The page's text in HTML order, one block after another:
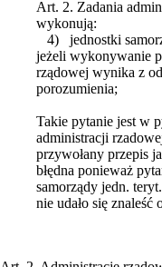
Art. 2. Zadania
wykonują:
4) jednostki
jeżeli wykonywanie
rządowej wynika z
porozumienia;
Takie pytanie jest w
administracji
przywołany przepis
błędna ponieważ
samorządy jedn.
nie udało się znaleść